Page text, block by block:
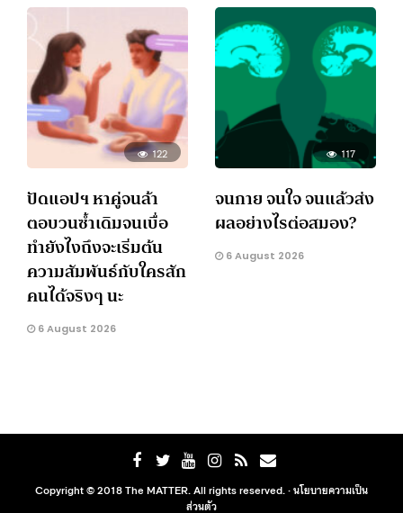
122
ปัดแอปฯ หาคู่จนล้า
ตอบวนซ้ำเดิมจนเบื่อ
ทำยังไงถึงจะเริ่มต้น
ความสัมพันธ์กับใครสัก
คนได้จริงๆ นะ
6 August 2026
117
จนกาย จนใจ จนแล้วส่ง
ผลอย่างไรต่อสมอง?
6 August 2026
Copyright © 2018 The MATTER. All rights reserved. ·นโยบายความเป็น
ส่วนตัว